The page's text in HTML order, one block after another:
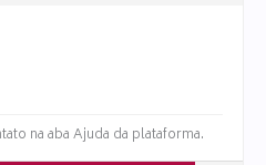
na aba Ajuda da plataforma.